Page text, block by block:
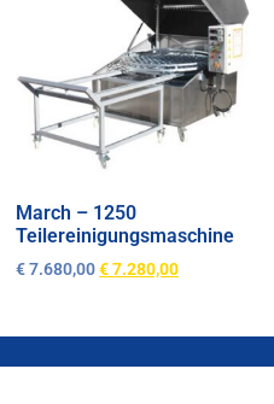
March – 1250
Teilereinigungsmaschine
€7.680,00€7.280,00